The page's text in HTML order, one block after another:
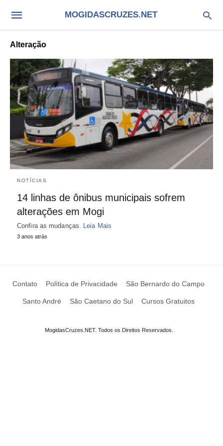
MOGIDASCRUZES.NET
Alteração
NOTÍCIAS
14 linhas de ônibus municipais sofrem
alterações em Mogi
Confira as mudanças. Leia Mais
3 anos atrás
Contato Política de Privacidade São Bernardo do Campo
Santo André São Caetano do Sul Cursos Gratuitos
MogidasCruzes.NET. Todos os Direitos Reservados.